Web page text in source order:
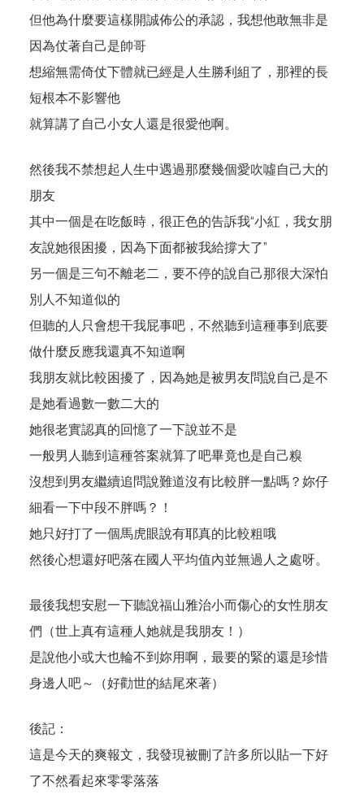
但他為什麼要這樣開誠佈公的承認，我想他敢無非是
因為仗著自己是帥哥
想縮無需倚仗下體就已經是人生勝利組了，那裡的長
短根本不影響他
就算講了自己小女人還是很愛他啊。
然後我不禁想起人生中遇過那麼幾個愛吹噓自己大的
朋友
其中一個是在吃飯時，很正色的告訴我“小紅，我女朋
友說她很困擾，因為下面都被我給撐大了”
另一個是三句不離老二，要不停的說自己那很大深怕
別人不知道似的
但聽的人只會想干我屁事吧，不然聽到這種事到底要
做什麼反應我還真不知道啊
我朋友就比較困擾了，因為她是被男友問說自己是不
是她看過數一數二大的
她很老實認真的回憶了一下說並不是
一般男人聽到這種答案就算了吧畢竟也是自己糗
沒想到男友繼續追問說難道沒有比較胖一點嗎？妳仔
細看一下中段不胖嗎？！
她只好打了一個馬虎眼說有耶真的比較粗哦
然後心想還好吧落在國人平均值內並無過人之處呀。
最後我想安慰一下聽說福山雅治小而傷心的女性朋友
們（世上真有這種人她就是我朋友！）
是說他小或大也輪不到妳用啊，最要的緊的還是珍惜
身邊人吧～（好勸世的結尾來著）
後記：
這是今天的爽報文，我發現被刪了許多所以貼一下好
了不然看起來零零落落